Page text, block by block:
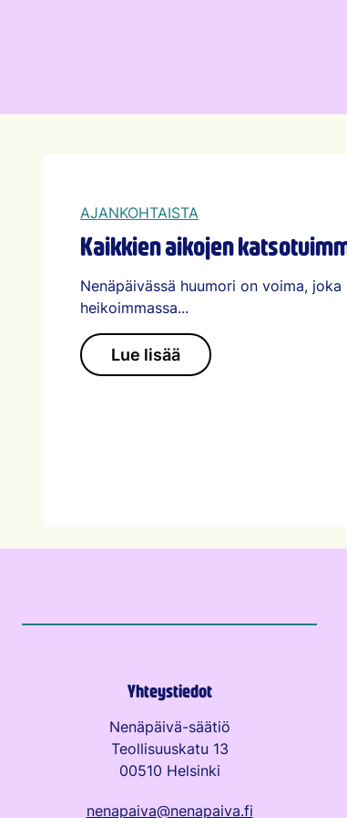
AJANKOHTAISTA
Kaikkien aikojen
Nenäpäivässä huumori on voima,
heikoimmassa...
Lue lisää
Yhteystiedot
Nenäpäivä-säätiö
Teollisuuskatu 13
00510 Helsinki
nenapaiva@nenapaiva.fi